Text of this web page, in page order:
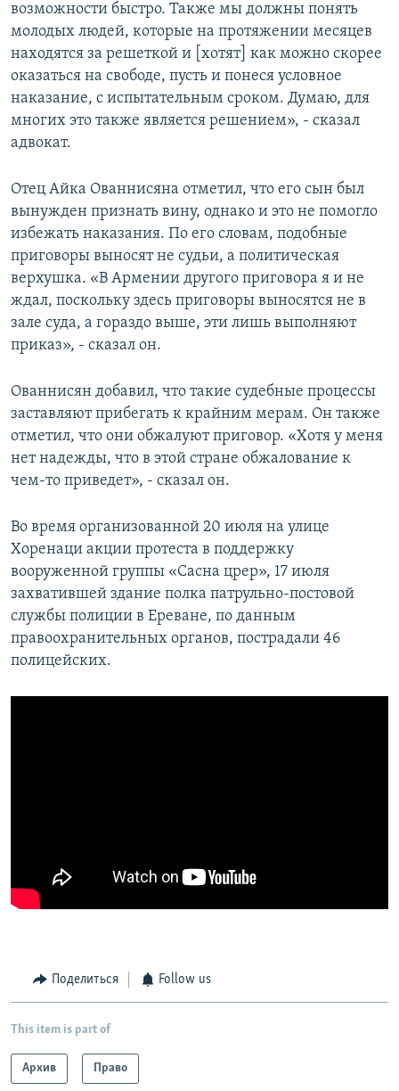
возможности быстро. Также мы должны понять
молодых людей, которые на протяжении месяцев
находятся за решеткой и [хотят] как можно скорее
оказаться на свободе, пусть и понеся условное
наказание, с испытательным сроком. Думаю, для
многих это также является решением», - сказал
адвокат.
Отец Айка Ованнисяна отметил, что его сын был
вынужден признать вину, однако и это не помогло
избежать наказания. По его словам, подобные
приговоры выносят не судьи, а политическая
верхушка. «В Армении другого приговора я и не
ждал, поскольку здесь приговоры выносятся не в
зале суда, а гораздо выше, эти лишь выполняют
приказ», - сказал он.
Ованнисян добавил, что такие судебные процессы
заставляют прибегать к крайним мерам. Он также
отметил, что они обжалуют приговор. «Хотя у меня
нет надежды, что в этой стране обжалование к
чем-то приведет», - сказал он.
Во время организованной 20 июля на улице
Хоренаци акции протеста в поддержку
вооруженной группы «Сасна црер», 17 июля
захватившей здание полка патрульно-постовой
службы полиции в Ереване, по данным
правоохранительных органов, пострадали 46
полицейских.
Поделиться Follow us
This item is part of
Архив Право